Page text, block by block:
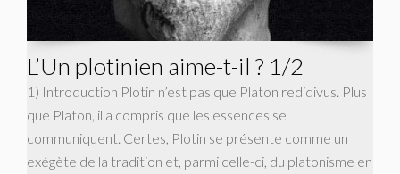
L’Un plotinien aime-t-il ? 1/2
1) Introduction Plotin n’est pas que Platon redidivus. Plus
que Platon, il a compris que les essences se
communiquent. Certes, Plotin se présente comme un
exégète de la tradition et, parmi celle-ci, du platonisme en